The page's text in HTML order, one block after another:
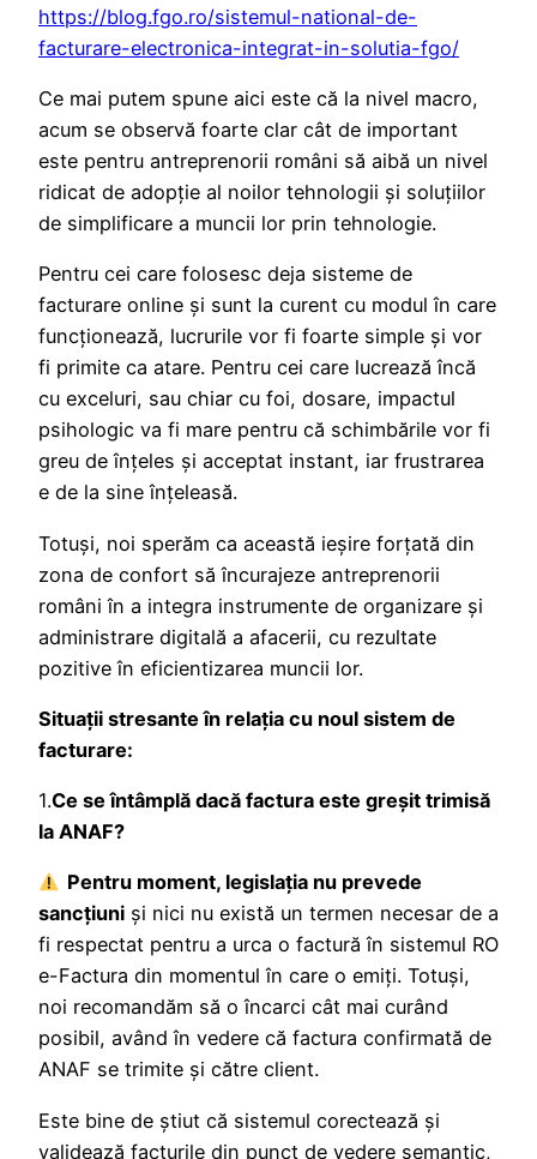
https://blog.fgo.ro/sistemul-national-de-
facturare-electronica-integrat-in-solutia-fgo/
Ce mai putem spune aici este că la nivel macro,
acum se observă foarte clar cât de important
este pentru antreprenorii români să aibă un nivel
ridicat de adopție al noilor tehnologii și soluțiilor
de simplificare a muncii lor prin tehnologie.
Pentru cei care folosesc deja sisteme de
facturare online și sunt la curent cu modul în care
funcționează, lucrurile vor fi foarte simple și vor
fi primite ca atare. Pentru cei care lucrează încă
cu exceluri, sau chiar cu foi, dosare, impactul
psihologic va fi mare pentru că schimbările vor fi
greu de înțeles și acceptat instant, iar frustrarea
e de la sine înțeleasă.
Totuși, noi sperăm ca această ieșire forțată din
zona de confort să încurajeze antreprenorii
români în a integra instrumente de organizare și
administrare digitală a afacerii, cu rezultate
pozitive în eficientizarea muncii lor.
Situaţii stresante în relaţia cu noul sistem de
facturare:
1.Ce se întâmplă dacă factura este greşit trimisă
la ANAF?
Pentru moment, legislaţia nu prevede
sancţiuni și nici nu există un termen necesar de a
fi respectat pentru a urca o factură în sistemul RO
e-Factura din momentul în care o emiți. Totuși,
noi recomandăm să o încarci cât mai curând
posibil, având în vedere că factura confirmată de
ANAF se trimite şi către client.
Este bine de ştiut că sistemul corectează şi
validează facturile din punct de vedere semantic,